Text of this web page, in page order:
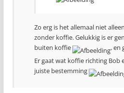
Zo erg is het allemaal niet
zonder koffie. Gelukkig is er
buiten koffie
, en
Er gaat wat koffie richting Bob
juiste bestemming